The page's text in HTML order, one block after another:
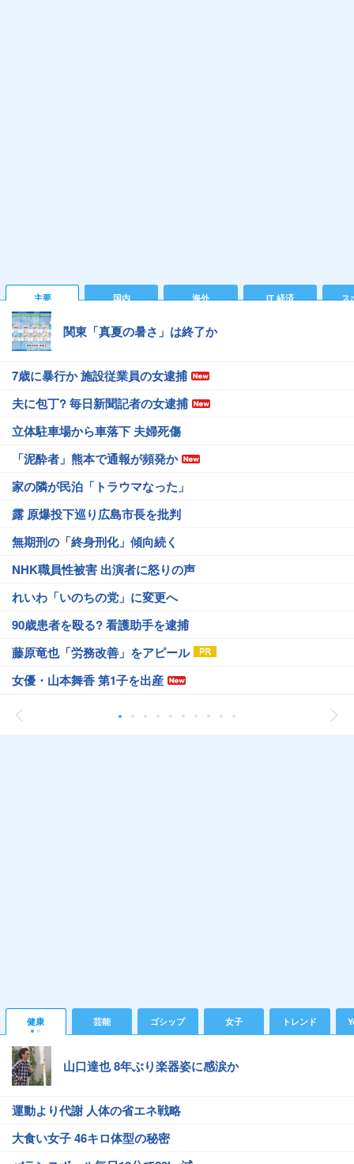
主要 国内 海外 IT 経済 ス
関東「真夏の暑さ」は終了か
7歳に暴行か 施設従業員の女逮捕
夫に包丁? 毎日新聞記者の女逮捕
立体駐車場から車落下 夫婦死傷
「泥酔者」熊本で通報が頻発か
家の隣が民泊「トラウマなった」
露 原爆投下巡り広島市長を批判
無期刑の「終身刑化」傾向続く
NHK職員性被害 出演者に怒りの声
れいわ「いのちの党」に変更へ
90歳患者を殴る? 看護助手を逮捕
藤原竜也「労務改善」をアピール
女優・山本舞香 第1子を出産
健康 芸能 ゴシップ 女子 トレンド
山口達也 8年ぶり楽器姿に感涙か
運動より代謝 人体の省エネ戦略
大食い女子 46キロ体型の秘密